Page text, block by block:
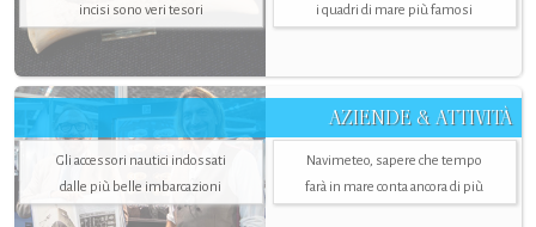
incisi sono veri tesori
i quadri di mare più famosi
AZIENDE & ATTIVITÀ
Gli accessori nautici indossati
dalle più belle imbarcazioni
Navimeteo, sapere che tempo
farà in mare conta ancora di più